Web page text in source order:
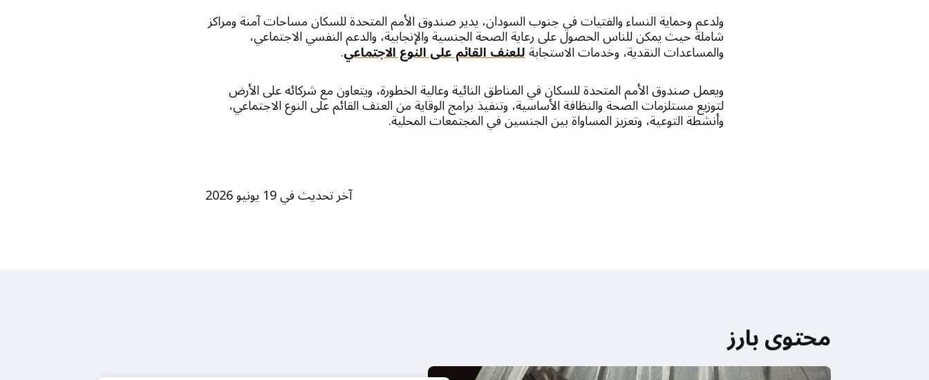
ولدعم وحماية النساء والفتيات في جنوب السودان، يدير صندوق الأمم المتحدة للسكان مساحات آمنة ومراكز
شاملة حيث يمكن للناس الحصول على رعاية الصحة الجنسية والإنجابية، والدعم النفسي الاجتماعي،
والمساعدات النقدية، وخدمات الاستجابةللعنف القائم على النوع الاجتماعي.
ويعمل صندوق الأمم المتحدة للسكان في المناطق النائية وعالية الخطورة، ويتعاون مع شركائه على الأرض
لتوزيع مستلزمات الصحة والنظافة الأساسية، وتنفيذ برامج الوقاية من العنف القائم على النوع الاجتماعي،
وأنشطة التوعية، وتعزيز المساواة بين الجنسين في المجتمعات المحلية.
آخر تحديث في 19 يونيو 2026
محتوى بارز